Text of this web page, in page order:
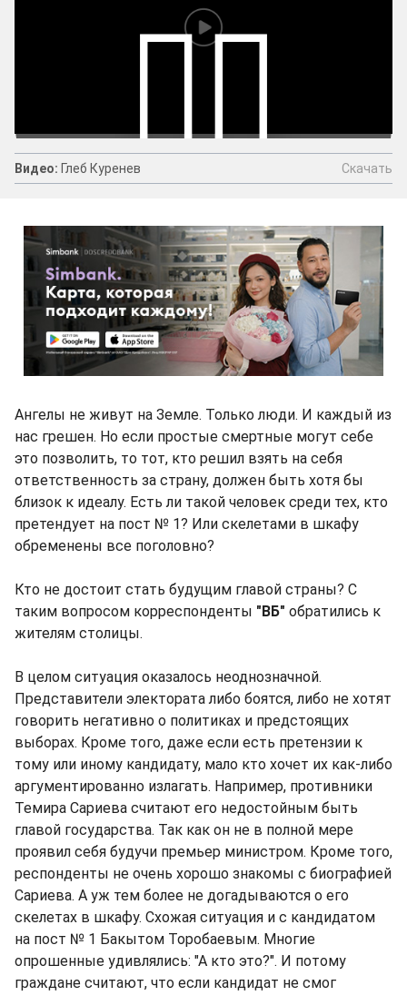
Видео: Глеб Куренев Скачать
Ангелы не живут на Земле. Только люди. И каждый из
нас грешен. Но если простые смертные могут себе
это позволить, то тот, кто решил взять на себя
ответственность за страну, должен быть хотя бы
близок к идеалу. Есть ли такой человек среди тех, кто
претендует на пост № 1? Или скелетами в шкафу
обременены все поголовно?
Кто не достоит стать будущим главой страны? С
таким вопросом корреспонденты "ВБ" обратились к
жителям столицы.
В целом ситуация оказалось неоднозначной.
Представители электората либо боятся, либо не хотят
говорить негативно о политиках и предстоящих
выборах. Кроме того, даже если есть претензии к
тому или иному кандидату, мало кто хочет их как-либо
аргументированно излагать. Например, противники
Темира Сариева считают его недостойным быть
главой государства. Так как он не в полной мере
проявил себя будучи премьер министром. Кроме того,
респонденты не очень хорошо знакомы с биографией
Сариева. А уж тем более не догадываются о его
скелетах в шкафу. Схожая ситуация и с кандидатом
на пост № 1 Бакытом Торобаевым. Многие
опрошенные удивлялись: "А кто это?". И потому
граждане считают, что если кандидат не смог